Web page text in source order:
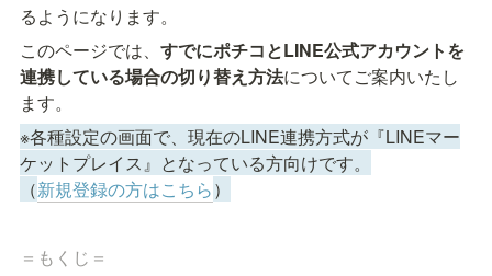
るようになります。
このページでは、 すでにポチコとLINE公式アカウントを
連携している場合の切り替え方法についてご案内いたし
ます。
※各種設定の画面で、現在のLINE連携方式が『LINEマー
ケットプレイス』となっている方向けです。
（新規登録の方はこちら）
＝もくじ＝